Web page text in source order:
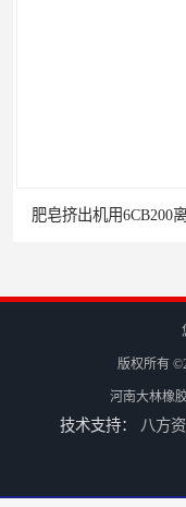
肥皂挤出机用6CB200
版权所有
河南大林橡
技术支持： 八方